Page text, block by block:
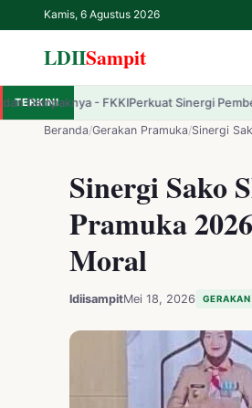
Kamis, 6 Agustus 2026
LDIISampit
LDIISampit ✕
Beranda
LDII
Renungan
Kesehatan
TERKINI
Sinergi Pemberdayaan Umat, LDII
Beranda/Gerakan Pramuka/Sinergi
Sinergi Sako
Pramuka
Moral
ldiisampitMei 18, 2026